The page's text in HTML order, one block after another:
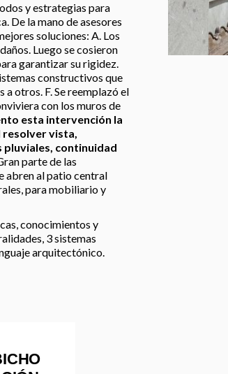
y estrategias para
De la mano de asesores
soluciones: A. Los
Luego se cosieron
garantizar su rigidez.
constructivos que
otros. F. Se reemplazó el
con los muros de
esta intervención la
resolver vista,
pluviales, continuidad
parte de las
abren al patio central
para mobiliario y
conocimientos y
3 sistemas
arquitectónico.